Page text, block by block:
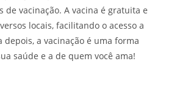
de vacinação. A vacina é gratuita e
locais, facilitando o acesso a
depois, a vacinação é uma forma
saúde e a de quem você ama!